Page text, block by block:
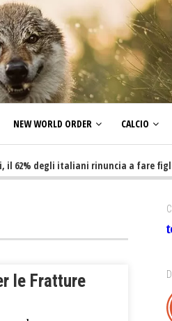
NEW WORLD ORDER CALCIO
degli italiani rinuncia a fare figli
le Fratture